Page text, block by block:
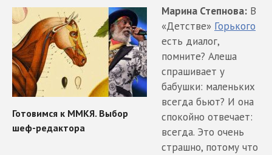
Марина Степнова: В
«Детстве» Горького
есть диалог,
помните? Алеша
спрашивает у
бабушки: маленьких
всегда бьют? И она
спокойно отвечает:
всегда. Это очень
страшно, потому что